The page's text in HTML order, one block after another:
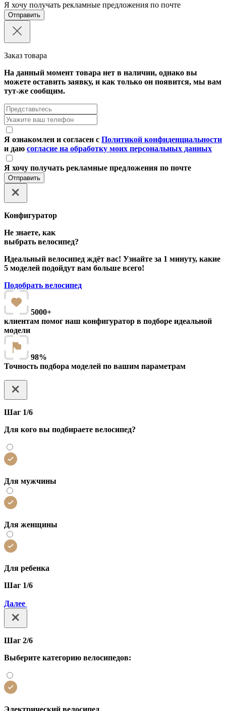
Я хочу получать рекламные предложения по почте
Отправить
Заказ товара
На данный момент товара нет в наличии, однако вы
можете оставить заявку, и как только он появится, мы вам
тут-же сообщим.
Я ознакомлен и согласен с Политикой конфиденциальности
и даю согласие на обработку моих персональных данных
Я хочу получать рекламные предложения по почте
Отправить
Конфигуратор
Не знаете, как
выбрать велосипед?
Идеальный велосипед ждёт вас! Узнайте за 1 минуту, какие
5 моделей подойдут вам больше всего!
Подобрать велосипед
5000+
клиентам помог наш конфигуратор в подборе идеальной
модели
98%
Точность подбора моделей по вашим параметрам
Шаг 1/6
Для кого вы подбираете велосипед?
Для мужчины
Для женщины
Для ребенка
Шаг 1/6
Далее
Шаг 2/6
Выберите категорию велосипедов: